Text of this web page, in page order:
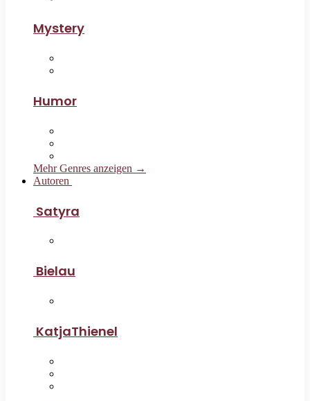
Mystery
Humor
Mehr Genres anzeigen →
Autoren
Satyra
Bielau
KatjaThienel